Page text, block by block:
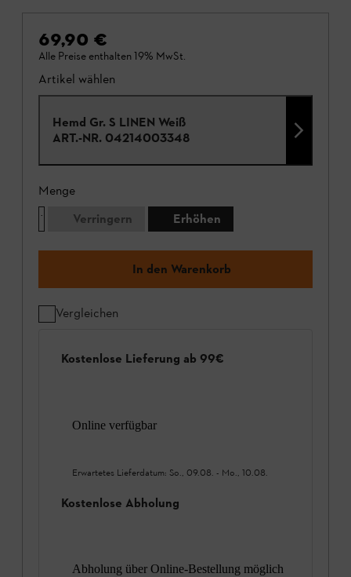
69,90 €
Alle Preise enthalten 19% MwSt.
Artikel wählen
Hemd Gr. S LINEN Weiß
ART.-NR. 04214003348
Menge
Verringern
Erhöhen
In den Warenkorb
Vergleichen
Kostenlose Lieferung ab 99€
Online verfügbar
Erwartetes Lieferdatum: So., 09.08. - Mo., 10.08.
Kostenlose Abholung
Abholung über Online-Bestellung möglich